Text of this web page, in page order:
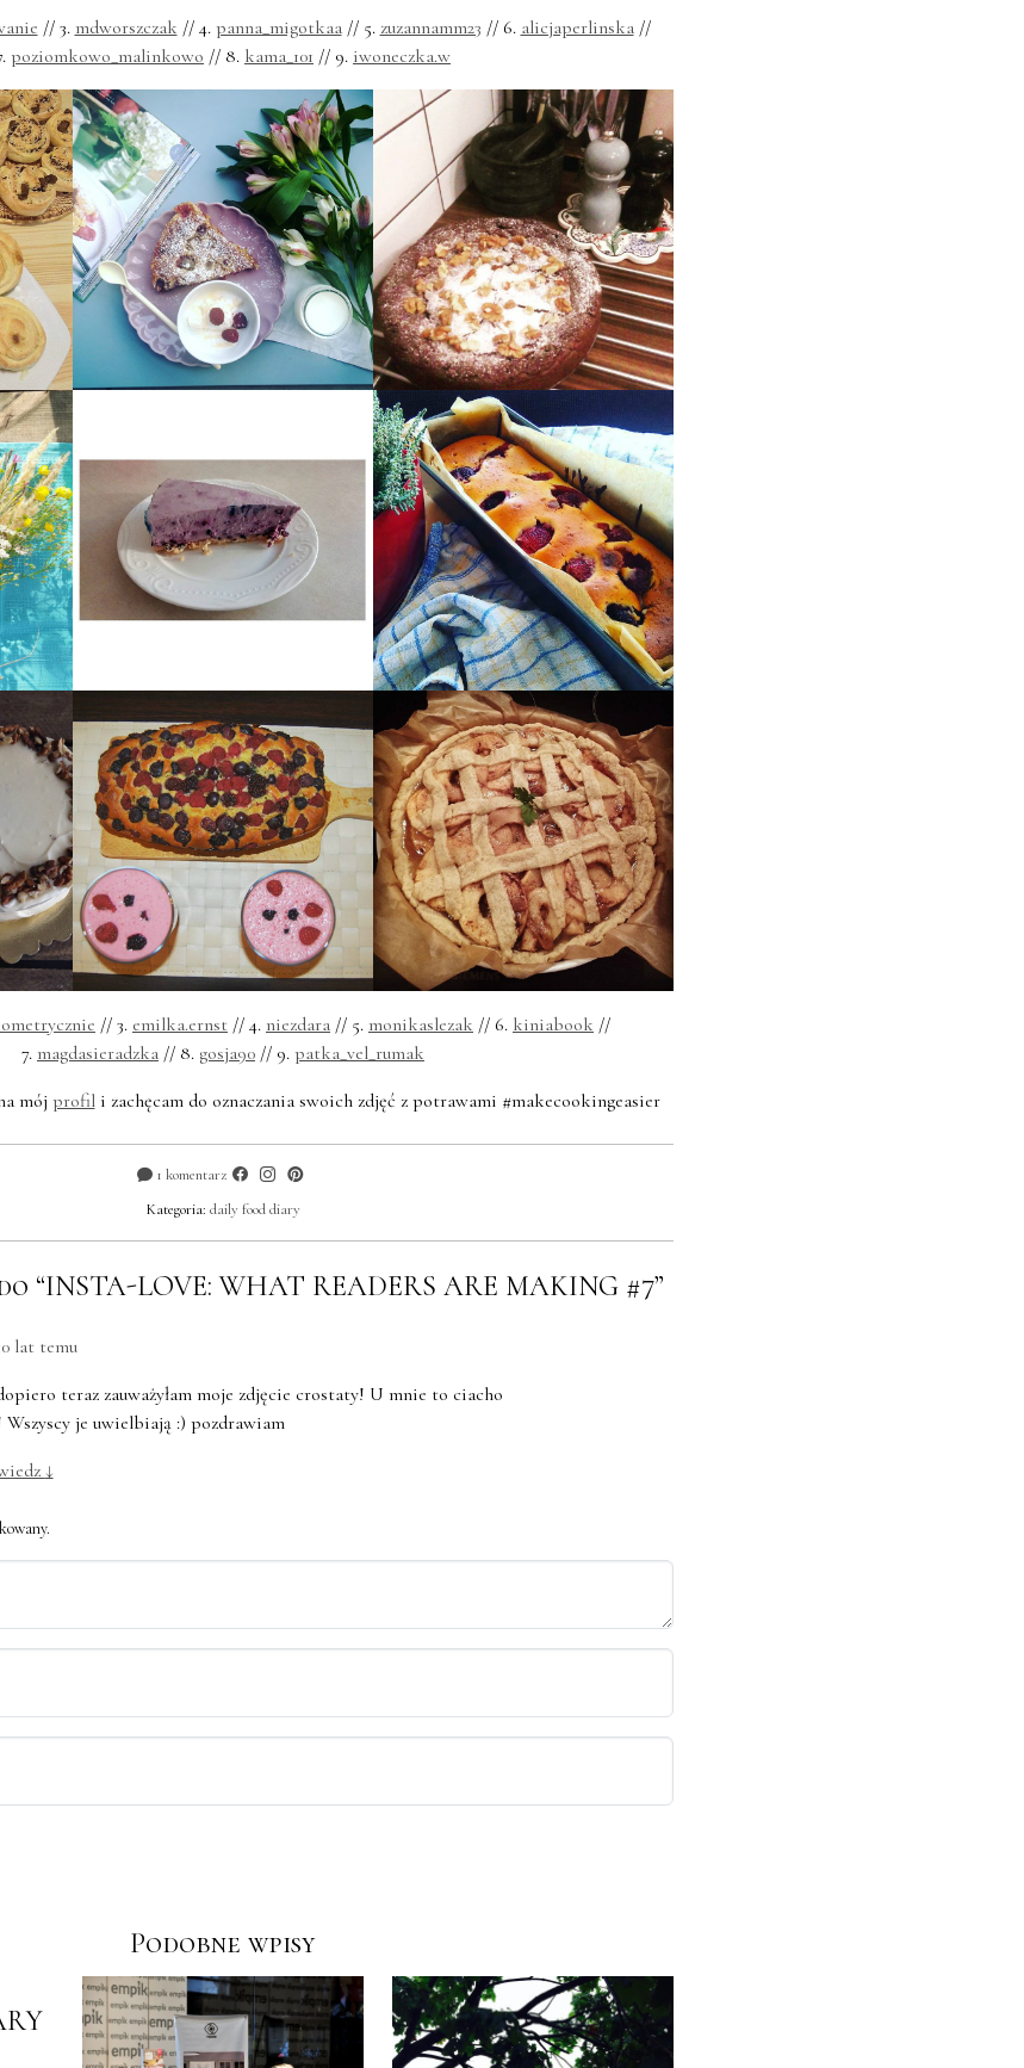
// 3. mdworszczak // 4. panna_migotkaa// 5. zuzannamm23 // 6. alicjaperlinska//
poziomkowo_malinkowo // 8. kama_101 // 9. iwoneczka.w
// 3. emilka.ernst // 4. niezdara // 5. monikaslezak // 6. kiniabook //
7. magdasieradzka // 8. gosja90 // 9. patka_vel_rumak
mój profili zachęcam do oznaczania swoich zdjęć z potrawami #makecookingeasier
1 komentarz
Kategoria: daily food diary
“INSTA-LOVE: WHAT READERS ARE MAKING #7”
lat temu
teraz zauważyłam moje zdjęcie crostaty! U mnie to ciacho
Wszyscy je uwielbiają :) pozdrawiam
↓
Podobne wpisy